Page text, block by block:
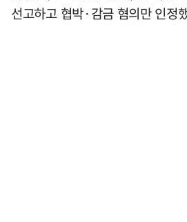
선고하고 협박·감금 혐의만 인정